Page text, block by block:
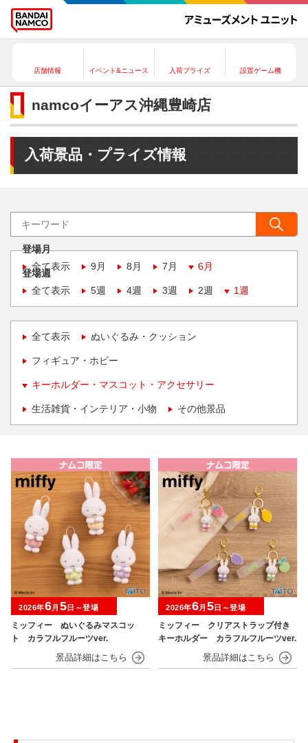
店舗情報 イベント&ニュース 入荷プライズ 設置ゲーム機
namcoイーアス沖縄豊崎店
入荷景品・プライズ情報
登場月
全て表示
9月 8月 7月 6月
登場週
全て表示
5週 4週 3週 2週 1週
全て表示 ぬいぐるみ・クッション
フィギュア・ホビー
キーホルダー・マスコット・アクセサリー
生活雑貨・インテリア・小物 その他景品
ミッフィー ぬいぐるみマスコッ
ト カラフルフルーツver.
2026年6月 5日～登場
ミッフィー クリアストラップ付き
キーホルダー カラフルフルーツver.
2026年6月 5日～登場